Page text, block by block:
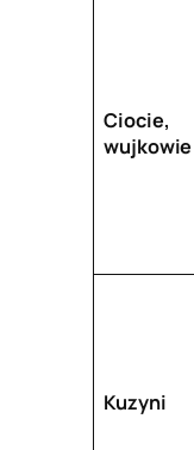
Ciocie,
wujkowie
Kuzyni